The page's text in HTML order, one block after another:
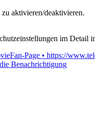
aktivieren/deaktivieren.
im Detail
Page • https://
Benachrichtigung